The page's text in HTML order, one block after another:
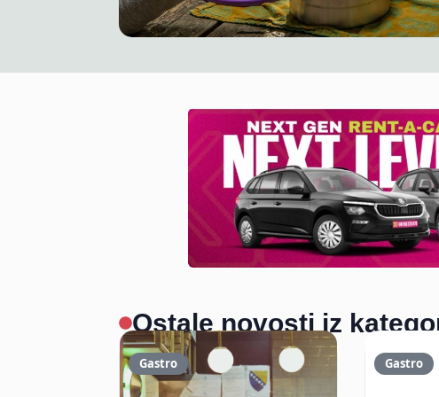
Ostale novosti iz
Gastro Gastro